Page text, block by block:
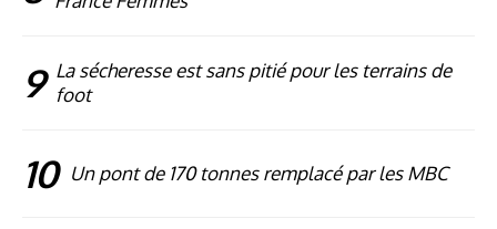
9 La sécheresse est sans pitié pour les terrains de
foot
10 Un pont de 170 tonnes remplacé par les MBC